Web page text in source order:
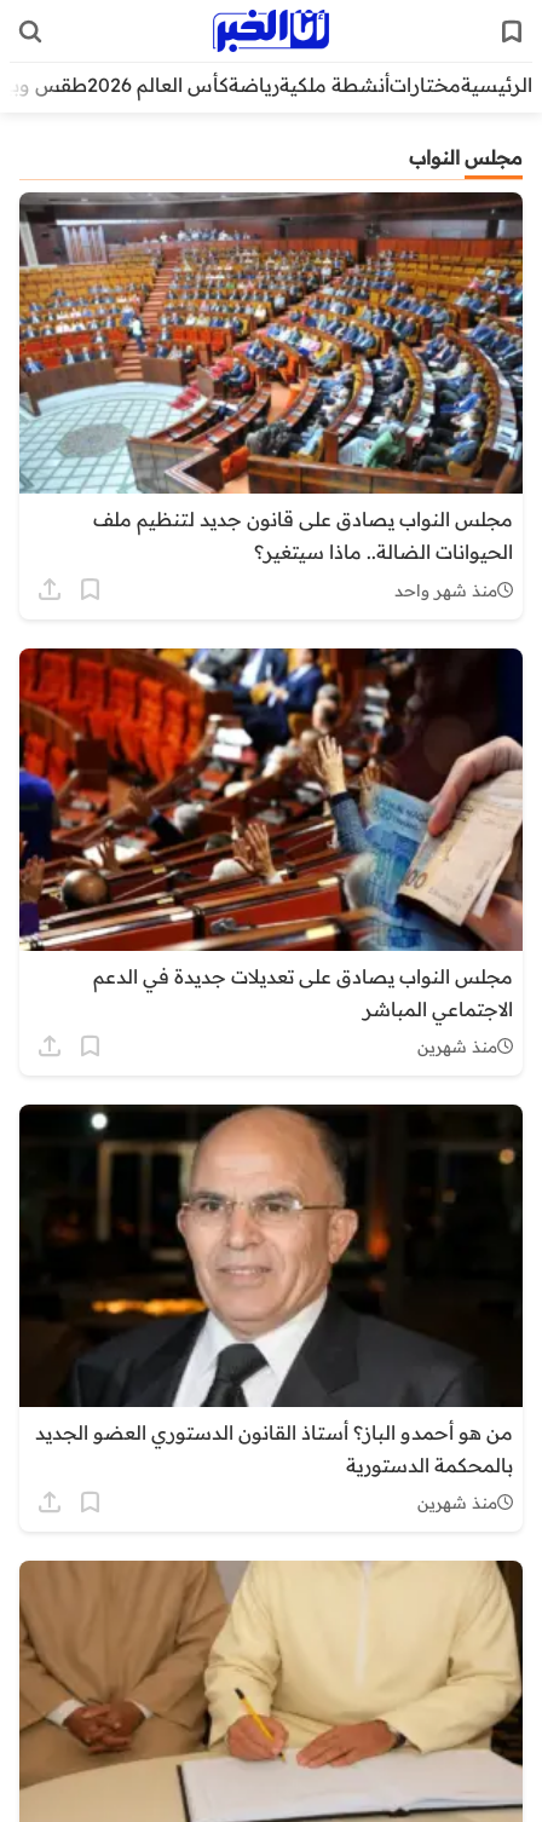
الرئيسيةمختاراتأنشطة ملكيةرياضةكأس العالم 2026 طقس
مجلس النواب
مجلس النواب يصادق على قانون جديد لتنظيم ملف
الحيوانات الضالة.. ماذا سيتغير؟
منذ شهر واحد
مجلس النواب يصادق على تعديلات جديدة في الدعم
الاجتماعي المباشر
منذ شهرين
من هو أحمدو الباز؟ أستاذ القانون الدستوري العضو الجديد
بالمحكمة الدستورية
منذ شهرين